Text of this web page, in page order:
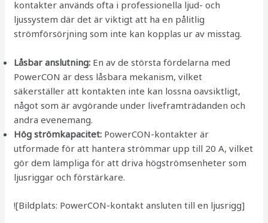
kontakter används ofta i professionella ljud- och
ljussystem där det är viktigt att ha en pålitlig
strömförsörjning som inte kan kopplas ur av misstag.
Låsbar anslutning: En av de största fördelarna med
PowerCON är dess låsbara mekanism, vilket
säkerställer att kontakten inte kan lossna oavsiktligt,
något som är avgörande under liveframträdanden och
andra evenemang.
Hög strömkapacitet: PowerCON-kontakter är
utformade för att hantera strömmar upp till 20 A, vilket
gör dem lämpliga för att driva högströmsenheter som
ljusriggar och förstärkare.
![Bildplats: PowerCON-kontakt ansluten till en ljusrigg]